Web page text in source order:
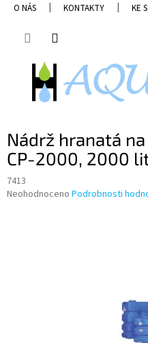
PřejítO NÁS KONTAKTY KE
Nádrž hranatá
CP-2000, 2000
7413
Průměrné
Neohodnoceno Podrobnosti